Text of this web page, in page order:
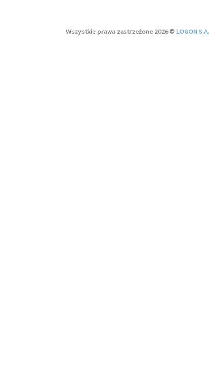
Wszystkie prawa zastrzeżone 2026 ©LOGON S.A.